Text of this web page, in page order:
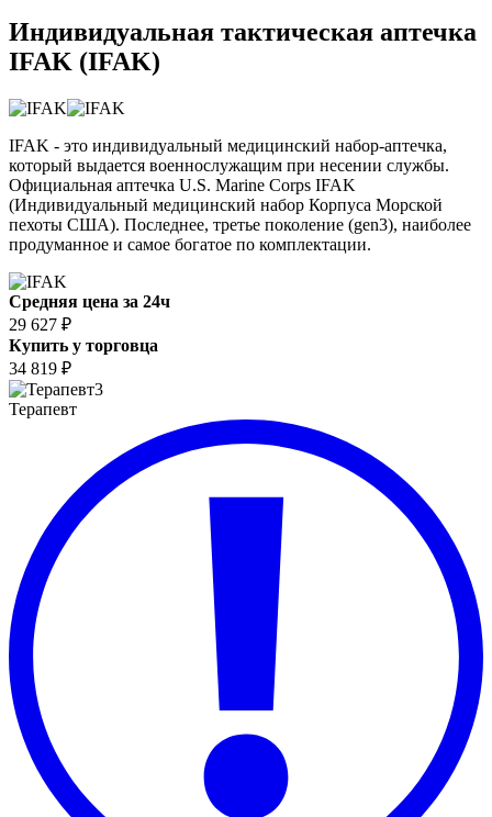
Индивидуальная тактическая аптечка
IFAK (IFAK)
IFAK - это индивидуальный медицинский набор-аптечка,
который выдается военнослужащим при несении службы.
Официальная аптечка U.S. Marine Corps IFAK
(Индивидуальный медицинский набор Корпуса Морской
пехоты США). Последнее, третье поколение (gen3), наиболее
продуманное и самое богатое по комплектации.
Средняя цена за 24ч
29 627 ₽
Купить у торговца
34 819 ₽
3
Терапевт